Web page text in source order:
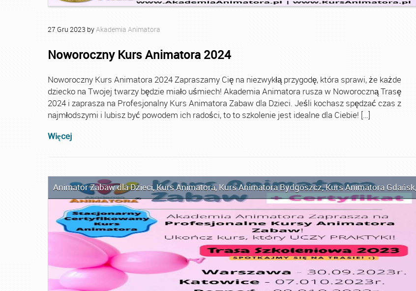
27 Gru 2023 byAkademia Animatora
Noworoczny Kurs Animatora 2024
Noworoczny Kurs Animatora 2024 Zapraszamy Cię na niezwykłą przygodę, która sprawi, że każde
dziecko na Twojej twarzy będzie miało uśmiech! Akademia Animatora rusza w Noworoczną Trasę
2024 i zaprasza na Profesjonalny Kurs Animatora Zabaw dla Dzieci. Jeśli kochasz spędzać czas z
najmłodszymi i lubisz być powodem ich radości, to to szkolenie jest idealne dla Ciebie! […]
Więcej
Animator Zabaw dla Dzieci,Kurs Animatora, Kurs Animatora Bydgoszcz,Kurs Animatora Gdańsk,